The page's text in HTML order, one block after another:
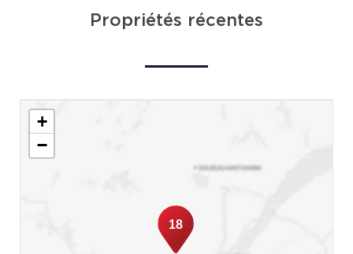
Propriétés récentes
18
+
−